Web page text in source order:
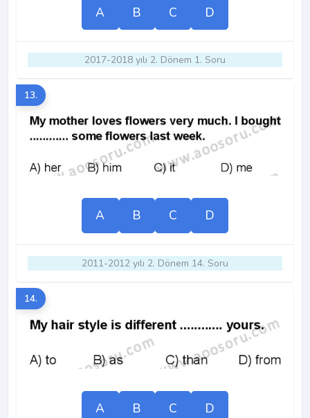
A B C D
2017-2018 yılı 2. Dönem 1. Soru
13.
A B C D
2011-2012 yılı 2. Dönem 14. Soru
14.
A B C D